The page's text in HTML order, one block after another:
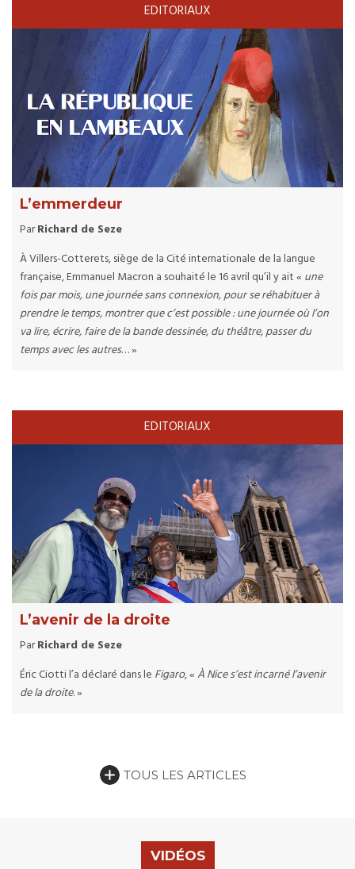
EDITORIAUX
L’emmerdeur
ParRichard de Seze
À Villers-Cotterets, siège de la Cité internationale de la langue
française, Emmanuel Macron a souhaité le 16 avril qu’il y ait « une
fois par mois, une journée sans connexion, pour se réhabituer à
prendre le temps, montrer que c’est possible : une journée où l’on
va lire, écrire, faire de la bande dessinée, du théâtre, passer du
temps avec les autres… »
EDITORIAUX
L’avenir de la droite
ParRichard de Seze
Éric Ciotti l’a déclaré dans le Figaro, «À Nice s’est incarné l’avenir
de la droite. »
TOUS LES ARTICLES
VIDÉOS